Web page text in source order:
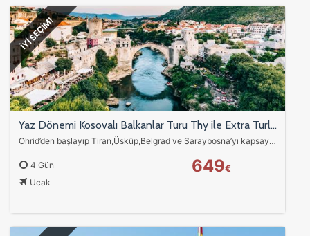
İYİ SEÇİM!
Yaz Dönemi Kosovalı Balkanlar Turu Thy ile Extra Turlar ve Akşam Yemekleri Dahil 4 Gece OHD-SJJ
Ohrid’den başlayıp Tiran,Üsküp,Belgrad ve Saraybosna’yı kapsayan uçaklı Balkanlar turu. Türk Hava Yolları uçuşları, Prizren ve Priştine turları,Balkan gecesi dahil…
4 Gün
Ucak
649€